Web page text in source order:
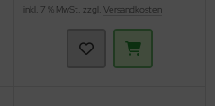
inkl. 7 % MwSt. zzgl. Versandkosten